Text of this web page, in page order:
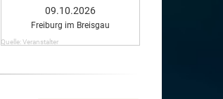
09.10.2026
Freiburg im Breisgau
Quelle: Veranstalter